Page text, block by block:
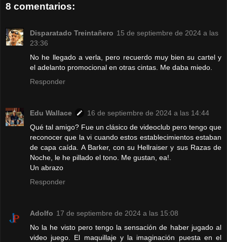
8 comentarios:
Disparatado Treintañero 15 de septiembre de 2024 a las
23:36
No he llegado a verla, pero recuerdo muy bien su cartel y
el adelanto promocional en otras cintas. Me daba miedo.
Responder
Edu Wallace
16 de septiembre de 2024 a las 14:44
Qué tal amigo? Fue un clásico de videoclub pero tengo que
reconocer que la vi cuando estos establecimientos estaban
de capa caída. A Barker, con su Hellraiser y sus Razas de
Noche, le he pillado el tono. Me gustan, ea!.
Un abrazo
Responder
Adolfo 17 de septiembre de 2024 a las 15:08
No la he visto pero tengo la sensación de haber jugado al
video juego. El maquillaje y la imaginación puesta en el